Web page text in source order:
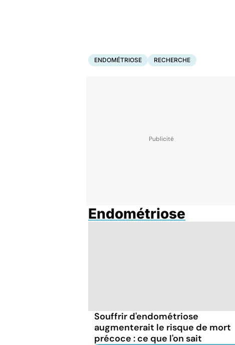
ENDOMÉTRIOSE RECHERCHE
Endométriose
Souffrir d'endométriose
augmenterait le risque de mort
précoce : ce que l'on sait